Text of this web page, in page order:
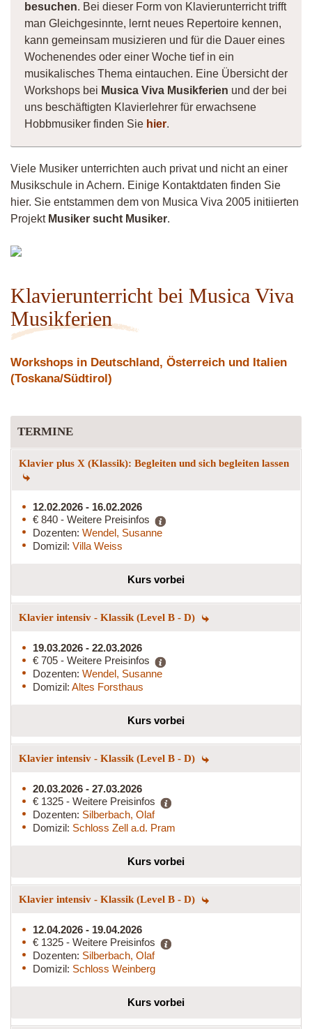
besuchen. Bei dieser Form von Klavierunterricht trifft
man Gleichgesinnte, lernt neues Repertoire kennen,
kann gemeinsam musizieren und für die Dauer eines
Wochenendes oder einer Woche tief in ein
musikalisches Thema eintauchen. Eine Übersicht der
Workshops bei Musica Viva Musikferien und der bei
uns beschäftigten Klavierlehrer für erwachsene
Hobbmusiker finden Sie hier.
Viele Musiker unterrichten auch privat und nicht an einer
Musikschule in Achern. Einige Kontaktdaten finden Sie
hier. Sie entstammen dem von Musica Viva 2005 initiierten
Projekt Musiker sucht Musiker.
Klavierunterricht bei Musica Viva
Musikferien
Workshops in Deutschland, Österreich und Italien
(Toskana/Südtirol)
TERMINE
Klavier plus X (Klassik): Begleiten und sich begleiten lassen
12.02.2026 - 16.02.2026
€ 840 - Weitere Preisinfos
Dozenten: Wendel, Susanne
Domizil: Villa Weiss
Kurs vorbei
Klavier intensiv - Klassik (Level B - D)
19.03.2026 - 22.03.2026
€ 705 - Weitere Preisinfos
Dozenten: Wendel, Susanne
Domizil: Altes Forsthaus
Kurs vorbei
Klavier intensiv - Klassik (Level B - D)
20.03.2026 - 27.03.2026
€ 1325 - Weitere Preisinfos
Dozenten: Silberbach, Olaf
Domizil: Schloss Zell a.d. Pram
Kurs vorbei
Klavier intensiv - Klassik (Level B - D)
12.04.2026 - 19.04.2026
€ 1325 - Weitere Preisinfos
Dozenten: Silberbach, Olaf
Domizil: Schloss Weinberg
Kurs vorbei